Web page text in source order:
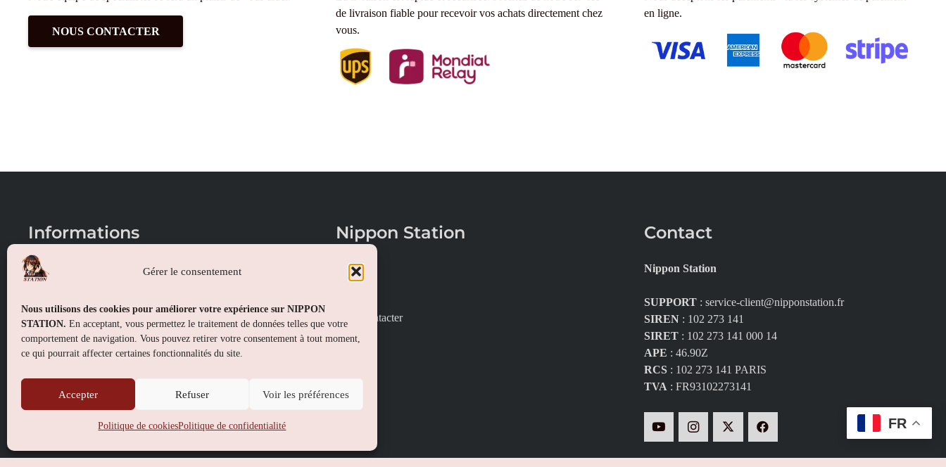
Gérer le consentement
Nous utilisons des cookies pour améliorer votre expérience sur NIPPON
STATION. En acceptant, vous permettez le traitement de données telles que votre
comportement de navigation. Vous pouvez retirer votre consentement à tout moment,
ce qui pourrait affecter certaines fonctionnalités du site.
Accepter Refuser Voir les préférences
Politique de cookiesPolitique de confidentialité
NOUS CONTACTER
de livraison fiable pour recevoir vos achats directement chez
vous.
en ligne.
Informations
Conditions générales de vente
Politique de confidentialité
Politique de cookies (UE)
Nippon Station
À propos
Nous contacter
Contact
Nippon Station
SUPPORT: service-client@nipponstation.fr
SIREN: 102 273 141
SIRET: 102 273 141 000 14
APE : 46.90Z
RCS: 102 273 141 PARIS
TVA: FR93102273141
FR